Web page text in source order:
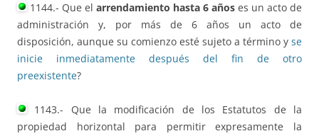
1144.- Que el arrendamiento hasta 6 años es un acto de
administración y, por más de 6 años un acto de
disposición, aunque su comienzo esté sujeto a término y se
inicie inmediatamente después del fin de otro
preexistente?
1143.- Que la modificación de los Estatutos de la
propiedad horizontal para permitir expresamente la